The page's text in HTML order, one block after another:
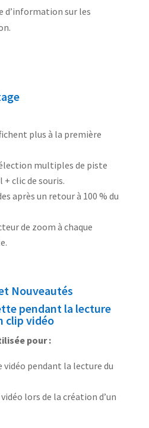
d’information sur les
plus à la première
multiples de piste
+ clic de souris.
après un retour à 100 % du
de zoom à chaque
Nouveautés
pendant la lecture
clip vidéo
pour :
vidéo pendant la lecture du
lors de la création d’un